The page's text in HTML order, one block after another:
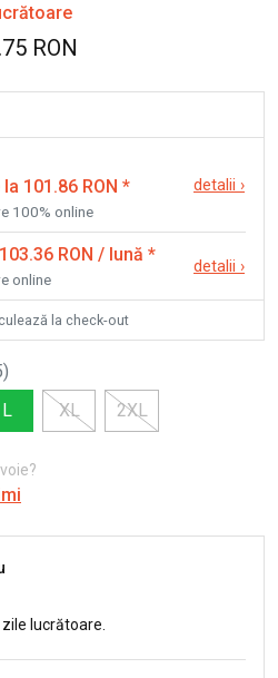
RON
101.86 RON *
100% online
detalii ›
RON / lună *
online
detalii ›
la check-out
)
L XL 2XL
lucrătoare.